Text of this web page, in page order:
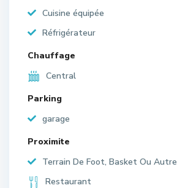
Cuisine équipée
Réfrigérateur
Chauffage
Central
Parking
garage
Proximite
Terrain De Foot, Basket Ou Autre
Restaurant